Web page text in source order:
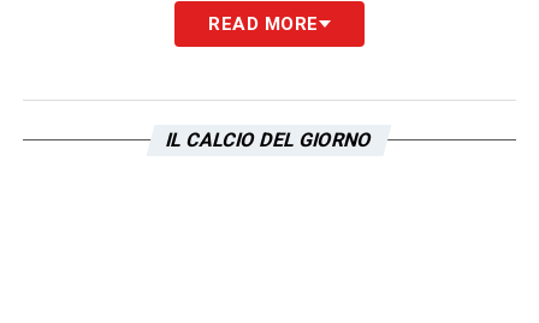
READ MORE
IL CALCIO DEL GIORNO